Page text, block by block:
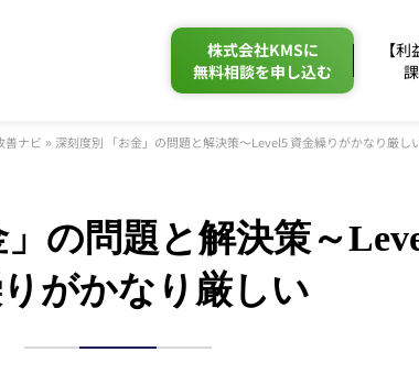
株式会社KMSに
無料相談を申し込む
【
善ナビ »深刻度別 「お金」の問題と解決策～Level5 資金繰りがかなり厳し
の問題と解決策～
がかなり厳しい